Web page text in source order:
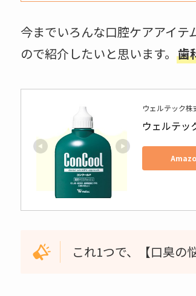
今までいろんな口腔ケアアイテ
ので紹介したいと思います。 歯
ウェルテック株
ウェルテッ
これ1つで、【口臭の